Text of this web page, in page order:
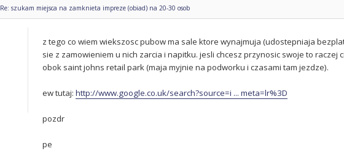
Re: szukam miejsca na zamknieta impreze (obiad) na 20-30 osob
z tego co wiem wiekszosc pubow ma sale ktore wynajmuja (udostepniaja
sie z zamowieniem u nich zarcia i napitku. jesli chcesz przynosic swoje to
obok saint johns retail park (maja myjnie na podworku i czasami tam jezdze).
ew tutaj: http://www.google.co.uk/search?source=i ... meta=lr%3D
pozdr
pe